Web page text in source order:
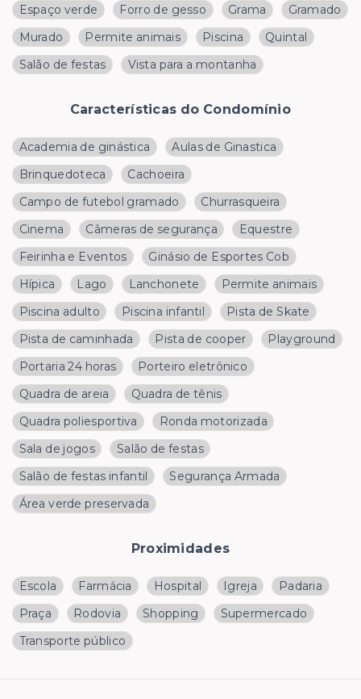
Espaço verde Forro de gesso Grama
Gramado
Murado
Permite animais Piscina
Quintal
Salão de festas
Vista para a montanha
Características do Condomínio
Academia de ginástica
Aulas de Ginastica
Brinquedoteca
Cachoeira
Campo de futebol gramado
Churrasqueira
Cinema
Câmeras de segurança
Equestre
Feirinha e Eventos
Ginásio de Esportes Cob
Hípica
Lago Lanchonete
Permite animais
Piscina adulto
Piscina infantil
Pista de Skate
Pista de caminhada
Pista de cooper
Playground
Portaria 24 horas
Porteiro eletrônico
Quadra de areia
Quadra de tênis
Quadra poliesportiva
Ronda motorizada
Sala de jogos
Salão de festas
Salão de festas infantil
Segurança Armada
Área verde preservada
Proximidades
Escola Farmácia Hospital Igreja
Padaria
Praça
Rodovia Shopping
Supermercado
Transporte público